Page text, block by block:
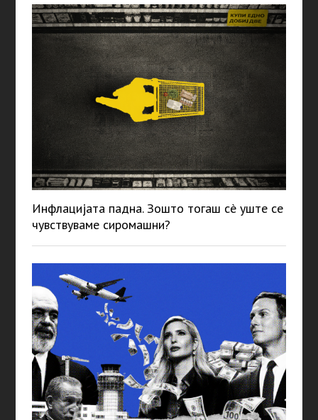
Инфлацијата падна. Зошто тогаш сè уште се
чувствуваме сиромашни?